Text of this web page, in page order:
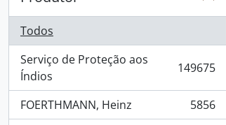
Todos
Serviço de Proteção aos
Índios
, 149675 resultados 149675
FOERTHMANN, Heinz
, 5856 resultados
5856